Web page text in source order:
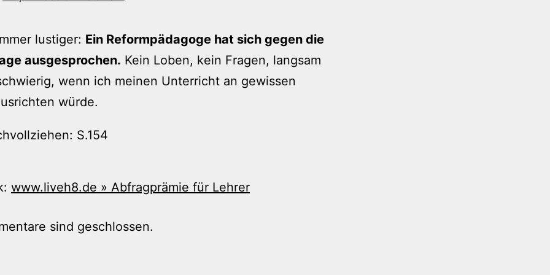
lustiger: Ein Reformpädagoge hat sich gegen die
ausgesprochen. Kein Loben, kein Fragen, langsam
wenn ich meinen Unterricht an gewissen
würde.
S.154
www.liveh8.de » Abfragprämie für Lehrer
sind geschlossen.